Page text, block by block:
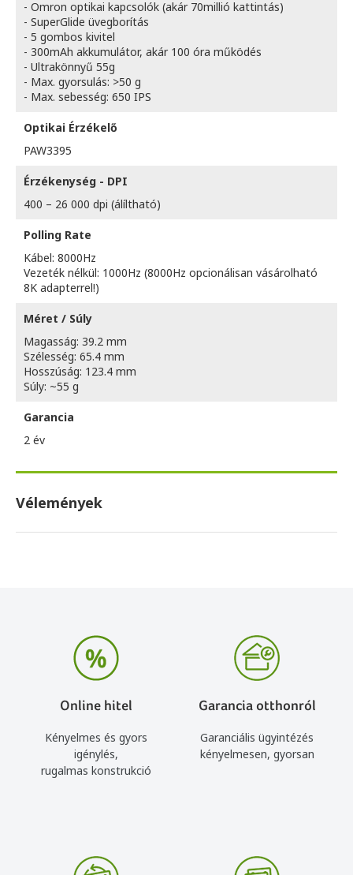
- Omron optikai kapcsolók (akár 70millió kattintás)
- SuperGlide üvegborítás
- 5 gombos kivitel
- 300mAh akkumulátor, akár 100 óra működés
- Ultrakönnyű 55g
- Max. gyorsulás: >50 g
- Max. sebesség: 650 IPS
Optikai Érzékelő
PAW3395
Érzékenység - DPI
400 – 26 000 dpi (álíltható)
Polling Rate
Kábel: 8000Hz
Vezeték nélkül: 1000Hz (8000Hz opcionálisan vásárolható
8K adapterrel!)
Méret / Súly
Magasság: 39.2 mm
Szélesség: 65.4 mm
Hosszúság: 123.4 mm
Súly: ~55 g
Garancia
2 év
Vélemények
Online hitel
Kényelmes és gyors
igénylés,
rugalmas konstrukció
Garancia otthonról
Garanciális ügyintézés
kényelmesen, gyorsan